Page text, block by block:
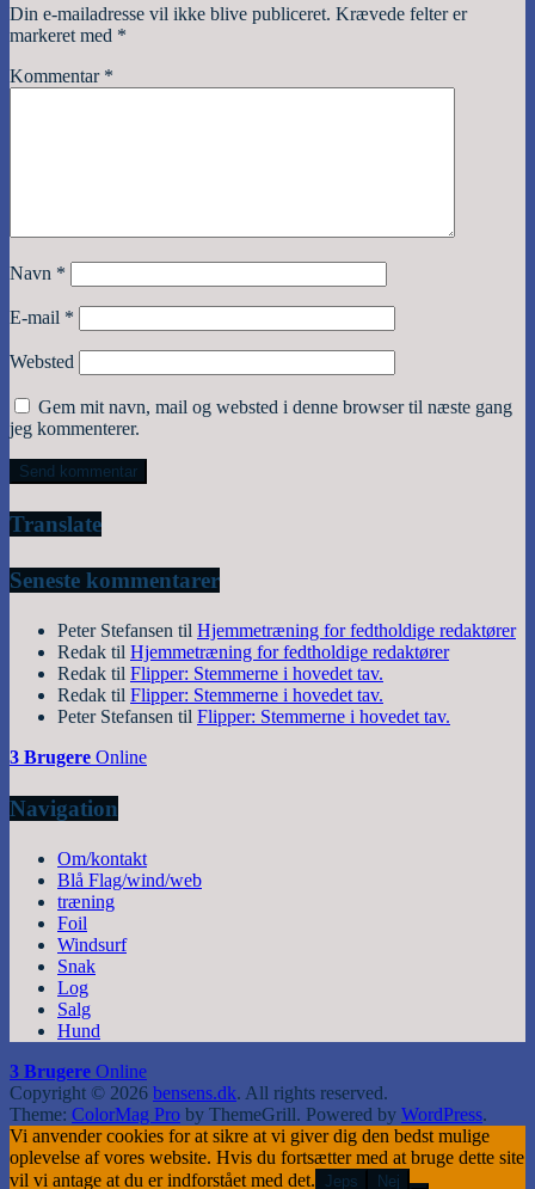
Din e-mailadresse vil ikke blive publiceret. Krævede felter er
markeret med *
Kommentar *
Navn *
E-mail *
Websted
Gem mit navn, mail og websted i denne browser til næste gang
jeg kommenterer.
Translate
Seneste kommentarer
Peter Stefansen til Hjemmetræning for fedtholdige redaktører
Redak til Hjemmetræning for fedtholdige redaktører
Redak til Flipper: Stemmerne i hovedet tav.
Redak til Flipper: Stemmerne i hovedet tav.
Peter Stefansen til Flipper: Stemmerne i hovedet tav.
3 Brugere Online
Navigation
Om/kontakt
Blå Flag/wind/web
træning
Foil
Windsurf
Snak
Log
Salg
Hund
3 Brugere Online
Copyright © 2026 bensens.dk. All rights reserved.
Theme: ColorMag Pro by ThemeGrill. Powered by WordPress.
Vi anvender cookies for at sikre at vi giver dig den bedst mulige
oplevelse af vores website. Hvis du fortsætter med at bruge dette site
vil vi antage at du er indforstået med det. Jeps Nej